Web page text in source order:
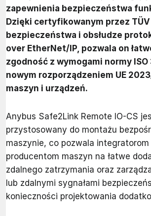
zapewnienia bezpieczeństwa
Dzięki certyfikowanym przez
bezpieczeństwa i obsłudze
over EtherNet/IP, pozwala on
zgodność z wymogami normy ISO
nowym rozporządzeniem UE
maszyn i urządzeń.
Anybus Safe2Link Remote IO-CS
przystosowany do montażu
maszynie, co pozwala
producentom maszyn na łatwe
zdalnego zatrzymania oraz
lub zdalnymi sygnałami
konieczności projektowania